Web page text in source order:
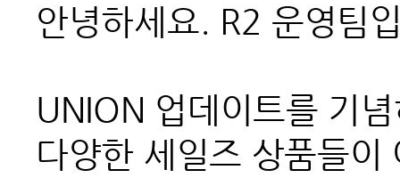
안녕하세요. R2 운영팀
UNION 업데이트를 기
다양한 세일즈 상품들